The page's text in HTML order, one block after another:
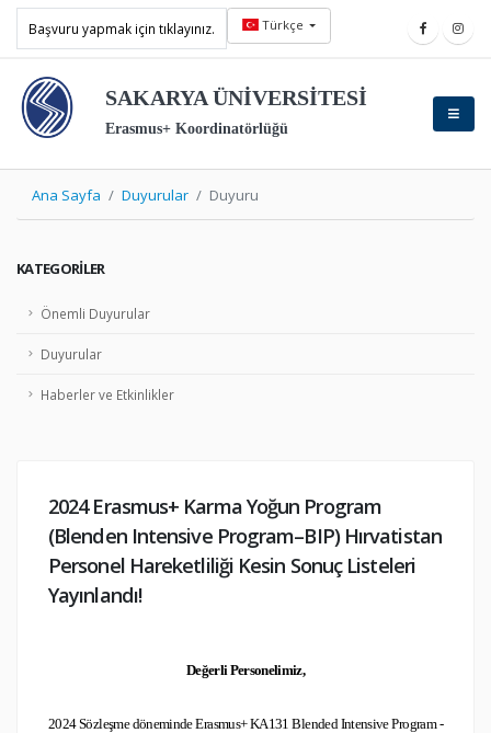
Başvuru yapmak için tıklayınız. Türkçe
SAKARYA ÜNİVERSİTESİ
Erasmus+ Koordinatörlüğü
Ana Sayfa Duyurular Duyuru
KATEGORILER
Önemli Duyurular
Duyurular
Haberler ve Etkinlikler
2024 Erasmus+ Karma Yoğun Program
(Blenden Intensive Program–BIP) Hırvatistan
Personel Hareketliliği Kesin Sonuç Listeleri
Yayınlandı!
Değerli Personelimiz,
2024 Sözleşme döneminde Erasmus+ KA131 Blended Intensive Program -